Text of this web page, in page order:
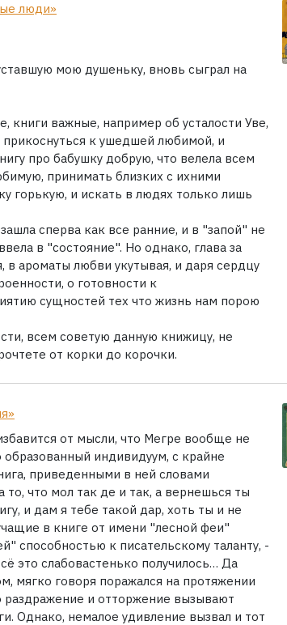
люди»
мою душеньку, вновь сыграл на
книги важные, например об усталости Уве,
прикоснуться к ушедшей любимой, и
про бабушку добрую, что велела всем
принимать близких с ихними
горькую, и искать в людях только лишь
сперва как все ранние, и в "запой" не
в "состояние". Но однако, глава за
в ароматы любви укутывая, и даря сердцу
о готовности к
сущностей тех что жизнь нам порою
всем советую данную книжицу, не
от корки до корочки.
от мысли, что Мегре вообще не
образованный индивидуум, с крайне
приведенными в ней словами
то, что мол так де и так, а вернешься ты
и дам я тебе такой дар, хоть ты и не
в книге от имени "лесной феи"
способностью к писательскому таланту, -
это слабовастенько получилось… Да
мягко говоря поражался на протяжении
раздражение и отторжение вызывают
Однако, немалое удивление вызвал и тот